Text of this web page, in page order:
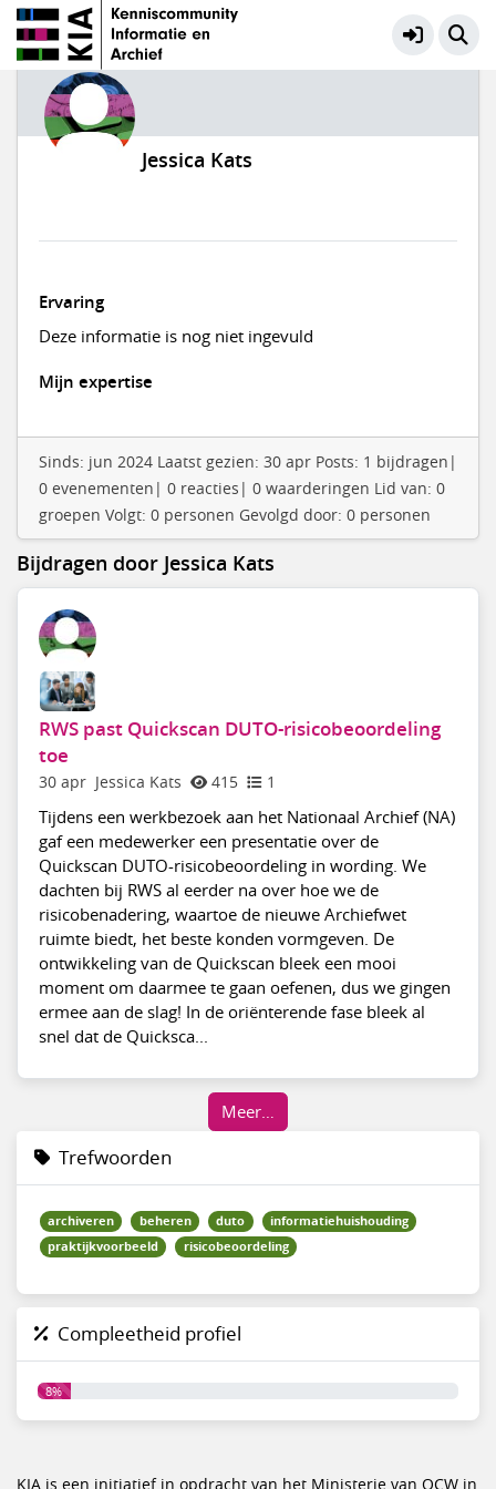
Jessica Kats
Ervaring
Deze informatie is nog niet ingevuld
Mijn expertise
Sinds: jun 2024 Laatst gezien: 30 apr Posts: 1 bijdragen|
0 evenementen| 0 reacties| 0 waarderingen Lid van: 0
groepen Volgt: 0 personen Gevolgd door: 0 personen
Bijdragen door Jessica Kats
RWS past Quickscan DUTO-risicobeoordeling
toe
30 apr Jessica Kats 415 1
Tijdens een werkbezoek aan het Nationaal Archief (NA)
gaf een medewerker een presentatie over de
Quickscan DUTO-risicobeoordeling in wording. We
dachten bij RWS al eerder na over hoe we de
risicobenadering, waartoe de nieuwe Archiefwet
ruimte biedt, het beste konden vormgeven. De
ontwikkeling van de Quickscan bleek een mooi
moment om daarmee te gaan oefenen, dus we gingen
ermee aan de slag! In de oriënterende fase bleek al
snel dat de Quicksca...
Meer…
Trefwoorden
archiveren beheren duto
informatiehuishouding
praktijkvoorbeeld
risicobeoordeling
Compleetheid profiel
8%
KIA is een initiatief in opdracht van het Ministerie van OCW in